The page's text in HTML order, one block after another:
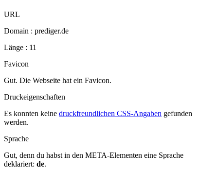
URL
Domain : prediger.de
Länge : 11
Favicon
Gut. Die Webseite hat ein Favicon.
Druckeigenschaften
Es konnten keine druckfreundlichen CSS-Angaben gefunden
werden.
Sprache
Gut, denn du habst in den META-Elementen eine Sprache
deklariert: de.